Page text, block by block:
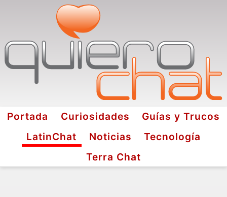
Portada Curiosidades
Guías y Trucos
LatinChat
Noticias
Tecnología
Terra Chat